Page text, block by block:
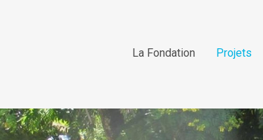
La Fondation Projets